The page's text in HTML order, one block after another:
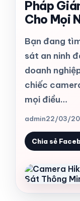
Pháp
Cho Mọi
Bạn đang
sát an ninh
doanh
chiếc
mọi điều…
admin22/03/
Chia sẻ